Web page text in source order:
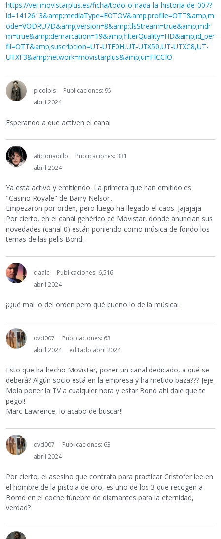
https://ver.movistarplus.es/ficha/todo-o-nada-la-historia-de-007?
id=1412613&amp;mediaType=FOTOV&amp;profile=OTT&amp;m
ode=VODRU7D&amp;version=8&amp;tlsStream=true&amp;mdr
m=true&amp;demarcation=19&amp;filterQuality=HD&amp;id_per
fil=OTT&amp;suscripcion=UT-UTE0H,UT-UTX50,UT-UTXC8,UT-
UTXF3&amp;network=movistarplus&amp;ui=FICCIO
picolbis
Publicaciones: 95
abril 2024
Esperando a que activen el canal
aficionadillo
Publicaciones: 331
abril 2024
Ya está activo y emitiendo. La primera que han emitido es
"Casino Royale" de Barry Nelson.
Empezaron por orden, pero luego ha llegado el caos. Jajajaja
Por cierto, en el canal genérico de Movistar, donde anuncian sus
novedades (canal 0) están poniendo como música de fondo los
temas de las pelis Bond.
claalc
Publicaciones: 6,516
abril 2024
¡Qué mal lo del orden pero qué bueno lo de la música!
dvd007
Publicaciones: 63
abril 2024
editado abril 2024
Esto que ha hecho Movistar, poner un canal dedicado, a qué se
deberá? Algún socio está en la empresa y ha metido baza??? Jeje.
Mola poner la TV a cualquier hora y estar Bond ahí dale que te
pego!!
Marc Lawrence, lo acabo de buscar!!
dvd007
Publicaciones: 63
abril 2024
Por cierto, el asesino que contrata para practicar Cristofer lee en
el hombre de la pistola de oro, es uno de los 3 que recogen a
Bomd en el coche fúnebre de diamantes para la eternidad,
verdad?